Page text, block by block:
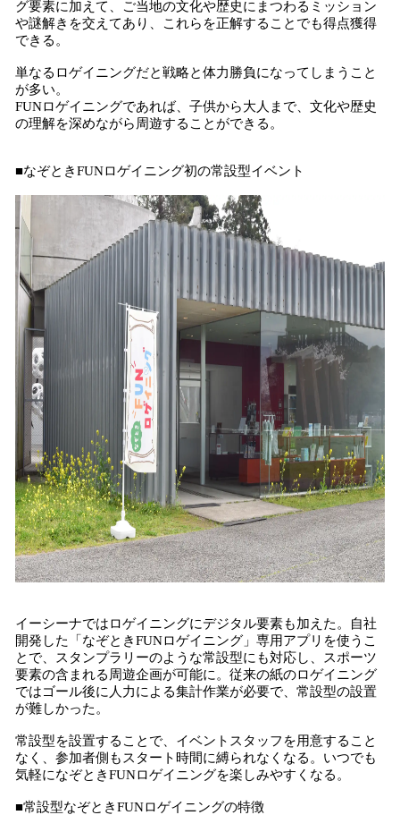
グ要素に加えて、ご当地の文化や歴史にまつわるミッション
や謎解きを交えてあり、これらを正解することでも得点獲得
できる。
単なるロゲイニングだと戦略と体力勝負になってしまうこと
が多い。
FUNロゲイニングであれば、子供から大人まで、文化や歴史
の理解を深めながら周遊することができる。
■なぞときFUNロゲイニング初の常設型イベント
イーシーナではロゲイニングにデジタル要素も加えた。自社
開発した「なぞときFUNロゲイニング」専用アプリを使うこ
とで、スタンプラリーのような常設型にも対応し、スポーツ
要素の含まれる周遊企画が可能に。従来の紙のロゲイニング
ではゴール後に人力による集計作業が必要で、常設型の設置
が難しかった。
常設型を設置することで、イベントスタッフを用意すること
なく、参加者側もスタート時間に縛られなくなる。いつでも
気軽になぞときFUNロゲイニングを楽しみやすくなる。
■常設型なぞときFUNロゲイニングの特徴